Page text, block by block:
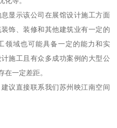
显示该公司在展馆设计施工方面
饰、装修和其他建筑业有一定的
领域也可能具备一定的能力和实
施工且有众多成功案例的大型公
在一定差距。
议直接联系我们苏州映江南空间